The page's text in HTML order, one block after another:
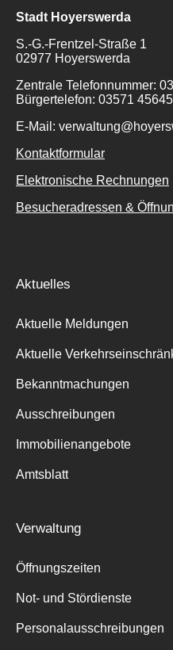
Suche
für:
Stadt Hoyerswerda
S.-G.-Frentzel-Straße 1
02977 Hoyerswerda
Zentrale Telefonnummer:
Bürgertelefon: 03571
E-Mail:
Kontaktformular
Elektronische Rechnungen
Besucheradressen &
Aktuelles
Aktuelle Meldungen
Aktuelle
Bekanntmachungen
Ausschreibungen
Immobilienangebote
Amtsblatt
Verwaltung
Öffnungszeiten
Not- und Stördienste
Personalausschreibungen